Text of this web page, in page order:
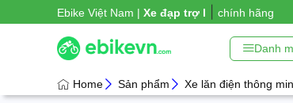
Ebike Việt Nam | Xe đạp trợ lực| chính hãng
Danh
Home Sản phẩm Xe lăn điện thông